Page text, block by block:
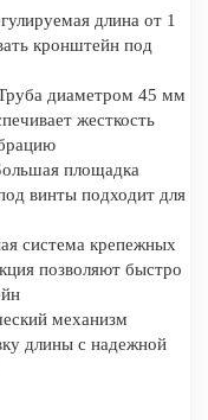
длина от 1
кронштейн под
диаметром 45 мм
жесткость
площадка
винты подходит для
система крепежных
позволяют быстро
механизм
длины с надежной